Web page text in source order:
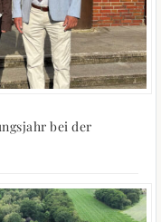
bei der